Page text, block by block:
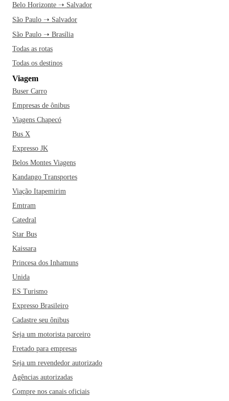
Belo Horizonte ➝ Salvador
São Paulo ➝ Salvador
São Paulo ➝ Brasília
Todas as rotas
Todas os destinos
Viagem
Buser Carro
Empresas de ônibus
Viagens Chapecó
Bus X
Expresso JK
Belos Montes Viagens
Kandango Transportes
Viação Itapemirim
Emtram
Catedral
Star Bus
Kaissara
Princesa dos Inhamuns
Unida
ES Turismo
Expresso Brasileiro
Cadastre seu ônibus
Seja um motorista parceiro
Fretado para empresas
Seja um revendedor autorizado
Agências autorizadas
Compre nos canais oficiais